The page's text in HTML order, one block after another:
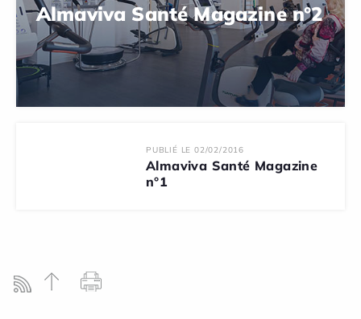
Almaviva Santé Magazine n°2
PUBLIÉ LE 02/02/2016
Almaviva Santé Magazine
n°1